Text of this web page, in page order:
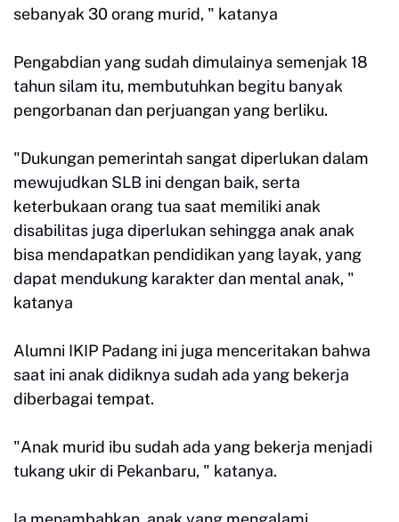
sebanyak 30 orang murid, " katanya
Pengabdian yang sudah dimulainya semenjak 18
tahun silam itu, membutuhkan begitu banyak
pengorbanan dan perjuangan yang berliku.
"Dukungan pemerintah sangat diperlukan dalam
mewujudkan SLB ini dengan baik, serta
keterbukaan orang tua saat memiliki anak
disabilitas juga diperlukan sehingga anak anak
bisa mendapatkan pendidikan yang layak, yang
dapat mendukung karakter dan mental anak, "
katanya
Alumni IKIP Padang ini juga menceritakan bahwa
saat ini anak didiknya sudah ada yang bekerja
diberbagai tempat.
"Anak murid ibu sudah ada yang bekerja menjadi
tukang ukir di Pekanbaru, " katanya.